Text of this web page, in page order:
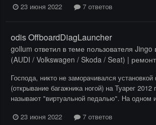
23 июня 2022
7 ответов
odis OffboardDiagLauncher
gollum ответил в теме пользователя Jingo
(AUDI / Volkswagen / Skoda / Seat) |
Господа, никто не заморачивался
(открывание багажника ногой) на Туарег
называют "виртуальной педалью". На одном
23 июня 2022
7 ответов